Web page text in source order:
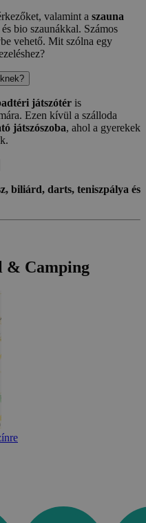
valamint a szauna
bio szaunákkal. Számos
vehető. Mit szólna egy
játszótér is
Ezen kívül a szálloda
játszószoba, ahol a gyerekek
biliárd, darts, teniszpálya és
& Camping